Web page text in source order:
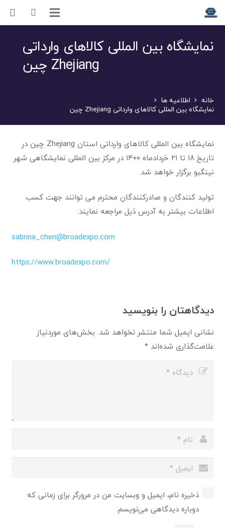
نمایشگاه بین المللی کالاهای وارداتی
Zhejiang چین
خانه اطلاعیه ها
نمایشگاه بین المللی کالاهای وارداتی Zhejiang چین
نمایشگاه بین المللی کالاهای وارداتی استان Zhejiang چین در
تاریخ ۱۸ تا ۲۱ خردادماه ۱۴۰۰ در مرکز بین المللی نمایشگاهی شهر
نینگبو برگزار خواهد شد.
تولید کنندگان و صادرکنندگان محترم می توانند جهت کسب
اطلاعات بیشتر به آدرس ذیل مراجعه نمایند:
sabrina_chen@broadexpo.com
https://www.broadexpo.com/
دیدگاهتان را بنویسید
نشانی ایمیل شما منتشر نخواهد شد. بخش‌های موردنیاز
علامت‌گذاری شده‌اند*
ذخیره نام، ایمیل و وبسایت من در مرورگر برای زمانی که
دوباره دیدگاهی می‌نویسم.